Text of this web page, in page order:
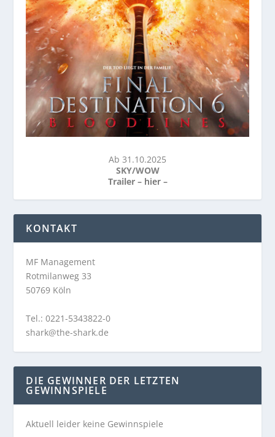
Ab 31.10.2025
SKY/WOW
Trailer – hier –
KONTAKT
MF Management
Rotmilanweg 33
50769 Köln
Tel.: 0221-5343822-0
shark@the-shark.de
DIE GEWINNER DER LETZTEN
GEWINNSPIELE
Aktuell leider keine Gewinnspiele